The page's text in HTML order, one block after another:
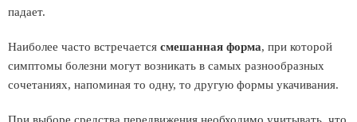
падает.
Наиболее часто встречается смешанная форма, при которой
симптомы болезни могут возникать в самых разнообразных
сочетаниях, напоминая то одну, то другую формы укачивания.